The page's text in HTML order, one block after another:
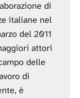
di
italiane nel
del 2011
attori
delle
di
è